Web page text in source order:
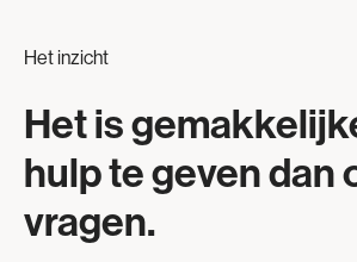
Het inzicht
Het is
hulp te geven dan
vragen.